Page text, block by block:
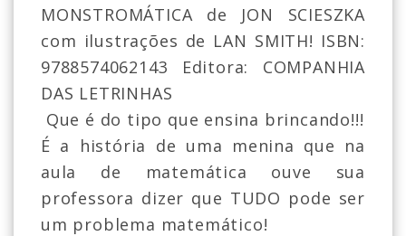
MONSTROMÁTICA de JON SCIESZKA
com ilustrações de LAN SMITH! ISBN:
9788574062143 Editora: COMPANHIA
DAS LETRINHAS
Que é do tipo que ensina brincando!!!
É a história de uma menina que na
aula de matemática ouve sua
professora dizer que TUDO pode ser
um problema matemático!